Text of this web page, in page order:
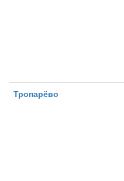
Тропарёво